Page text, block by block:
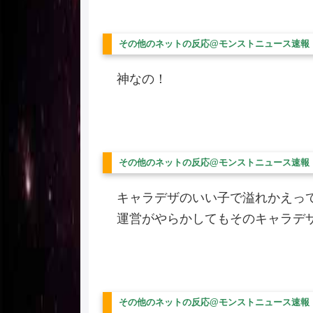
その他のネットの反応@モンストニュース速報
神なの！
その他のネットの反応@モンストニュース速報
キャラデザのいい子で溢れかえっ
運営がやらかしてもそのキャラデ
その他のネットの反応@モンストニュース速報